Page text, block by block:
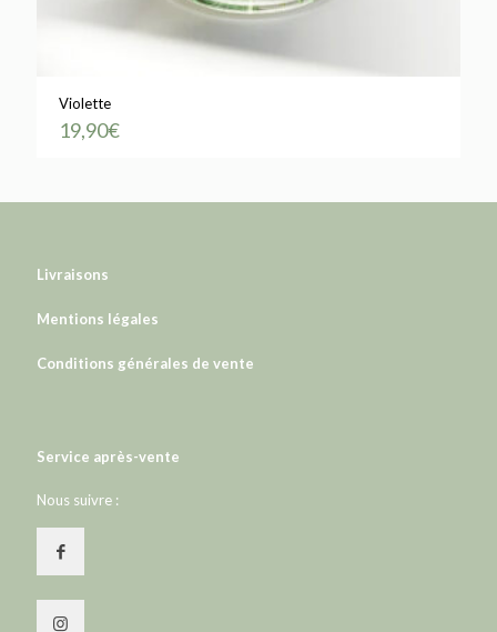
Violette
19,90€
Livraisons
Mentions légales
Conditions générales de vente
Service après-vente
Nous suivre :